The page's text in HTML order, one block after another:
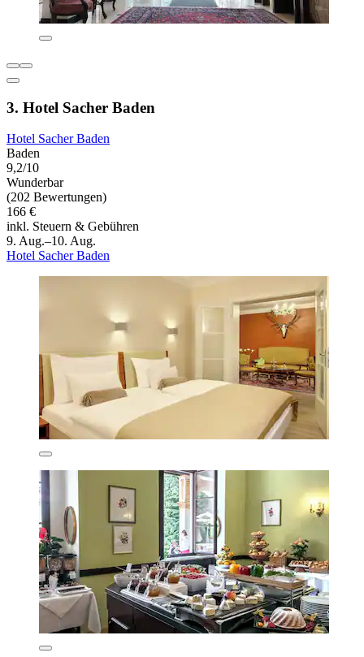
3. Hotel Sacher Baden
Hotel Sacher Baden
Baden
9,2/10
Wunderbar
(202 Bewertungen)
166 €
inkl. Steuern & Gebühren
9. Aug.–10. Aug.
Hotel Sacher Baden